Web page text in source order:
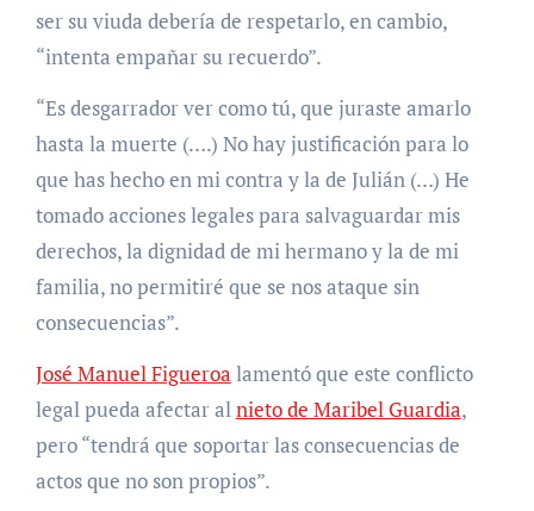
ser su viuda debería de respetarlo, en cambio,
“intenta empañar su recuerdo”.
“Es desgarrador ver como tú, que juraste amarlo
hasta la muerte (….) No hay justificación para lo
que has hecho en mi contra y la de Julián (…) He
tomado acciones legales para salvaguardar mis
derechos, la dignidad de mi hermano y la de mi
familia, no permitiré que se nos ataque sin
consecuencias”.
José Manuel Figueroa lamentó que este conflicto
legal pueda afectar al nieto de Maribel Guardia,
pero “tendrá que soportar las consecuencias de
actos que no son propios”.